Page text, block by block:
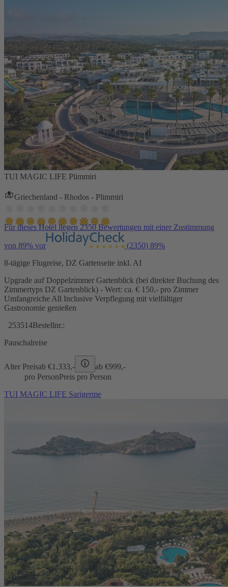
TUI MAGIC LIFE Plimmiri
Griechenland - Rhodos - Plimmiri
Für dieses Hotel liegen 2350 Bewertungen mit einer Zustimmung
von 89% vor (2350) 89%
8-tägige Flugreise, DZ Gartenseite inkl. AI
Upgrade auf Doppelzimmer Gartenblick (bei direkter Buchung des
Zimmertyps DZ Gartenblick) - Wert: ca. € 150,- pro Zimmer
Umfangreiche All Inclusive Verpflegung mit vielfältiger
Gastronomie genießen
253514Bestellnr.:
Pauschalreise
Alter Preisab €1.333,- ab €999,-
pro PersonPreis pro Person
TUI MAGIC LIFE Sarigerme